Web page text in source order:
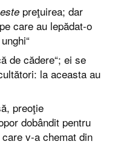
este preţuirea; dar
care au lepădat-o
de cădere“; ei se
la aceasta au
preoţie
dobândit pentru
v-a chemat din